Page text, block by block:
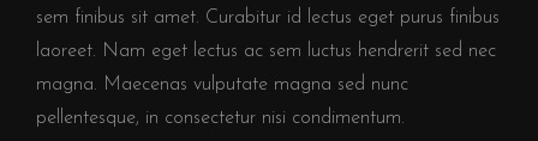
sem finibus sit amet. Curabitur id lectus eget purus finibus
laoreet. Nam eget lectus ac sem luctus hendrerit sed nec
magna. Maecenas vulputate magna sed nunc
pellentesque, in consectetur nisi condimentum.